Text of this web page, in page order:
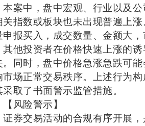
中，盘中宏观、行业以及公
关指数或板块也未出现普遍上
申报买入，成交数量、金额大
其他投资者在价格快速上涨的
。同时，盘中价格急涨急跌可
市场正常交易秩序。上述行为
采取了书面警示监管措施。
险警示】
交易活动的合规有序开展，